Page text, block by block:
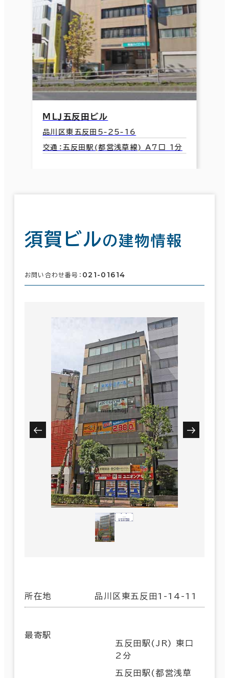
ＭＬＪ五反田ビル
品川区東五反田5-25-16
交通：五反田駅(都営浅草線) A7口 1分
須賀ビルの建物情報
お問い合わせ番号： 021-01614
所在地 品川区東五反田1-14-11
最寄駅
五反田駅(JR) 東口
2分
五反田駅(都営浅草